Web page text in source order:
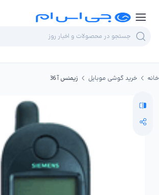
خانه خرید گوشی موبایل زیمنس آ 36